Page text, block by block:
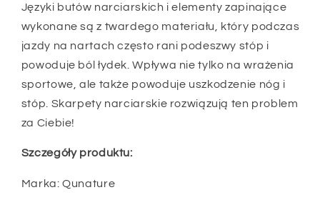
1
para
para
Języki butów narciarskich i elementy zapinające
wykonane są z twardego materiału, który podczas
jazdy na nartach często rani podeszwy stóp i
powoduje ból łydek. Wpływa nie tylko na wrażenia
sportowe, ale także powoduje uszkodzenie nóg i
stóp. Skarpety narciarskie rozwiązują ten problem
za Ciebie!
Szczegóły produktu:
Marka: Qunature